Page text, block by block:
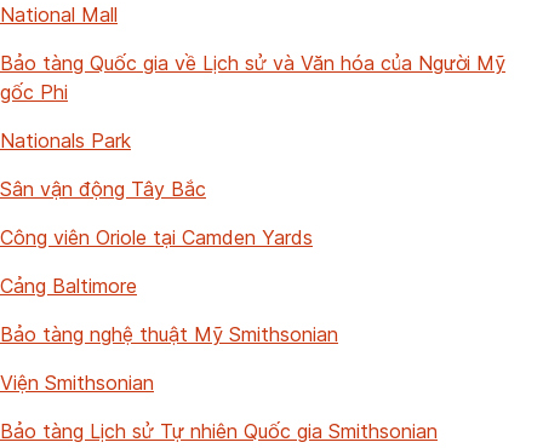
National Mall
Bảo tàng Quốc gia về Lịch sử và Văn hóa của Người Mỹ
gốc Phi
Nationals Park
Sân vận động Tây Bắc
Công viên Oriole tại Camden Yards
Cảng Baltimore
Bảo tàng nghệ thuật Mỹ Smithsonian
Viện Smithsonian
Bảo tàng Lịch sử Tự nhiên Quốc gia Smithsonian